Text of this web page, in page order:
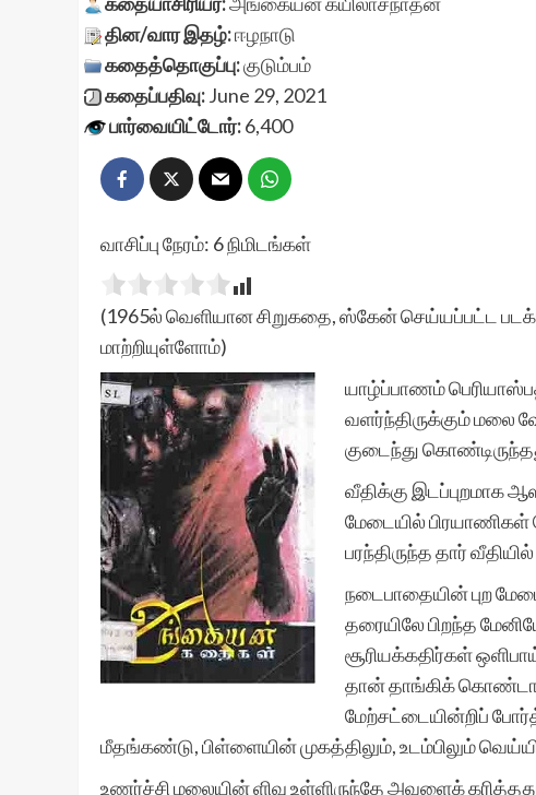
தின/வார இதழ்:ஈழநாடு
கதைத்தொகுப்பு:குடும்பம்
கதைப்பதிவு:June 29, 2021
பார்வையிட்டோர்:6,400
வாசிப்பு நேரம்: 6நிமிடங்கள்
(1965ல் வெளியான சிறுகதை, ஸ்கேன் செய்யப்பட்ட
மாற்றியுள்ளோம்)
யாழ்ப்பாணம்
வளர்ந்திருக்கும் மலை
குடைந்து
வீதிக்கு இடப்புறமாக
மேடையில் பிரயாணிகள்
பரந்திருந்த தார்
நடைபாதையின் புற
தரையிலே பிறந்த
சூரியக்கதிர்கள்
தான் தாங்கிக்
மேற்சட்டையின்றிப்
மீதங்கண்டு, பிள்ளையின் முகத்திலும், உடம்பிலும்
உணர்ச்சி மலையின் ளிவு உள்ளிருந்தே அவளைக்